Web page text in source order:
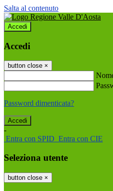
Salta al contenuto
Accedi
Accedi
button close ×
Password dimenticata?
-
Entra con SPID Entra con CIE
Seleziona utente
button close ×